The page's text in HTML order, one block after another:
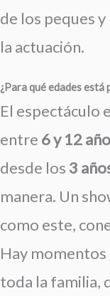
de los peques
la actuación.
¿Para qué edades está
El espectáculo
entre 6 y 12
desde los 3
manera. Un
como este,
Hay momentos
toda la familia,